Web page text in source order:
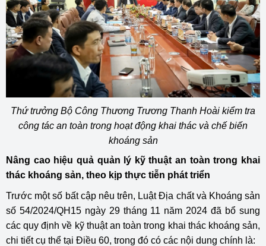
Thứ trưởng Bộ Công Thương Trương Thanh Hoài kiểm tra
công tác an toàn trong hoạt động khai thác và chế biến
khoáng sản
Nâng cao hiệu quả quản lý kỹ thuật an toàn trong khai
thác khoáng sản, theo kịp thực tiễn phát triển
Trước một số bất cập nêu trên, Luật Địa chất và Khoáng sản
số 54/2024/QH15 ngày 29 tháng 11 năm 2024 đã bổ sung
các quy định về kỹ thuật an toàn trong khai thác khoáng sản,
chi tiết cụ thể tại Điều 60, trong đó có các nội dung chính là: